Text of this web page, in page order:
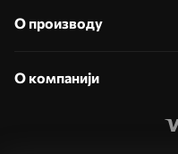
О производу
О компанији